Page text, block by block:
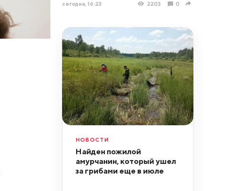
сегодня, 16:23 2203 0
НОВОСТИ
Найден пожилой
амурчанин, который ушел
за грибами еще в июле